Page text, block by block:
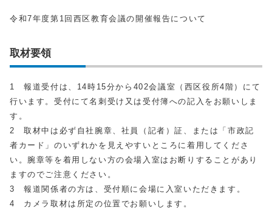
令和7年度第1回西区教育会議の開催報告について
取材要領
1 報道受付は、14時15分から402会議室（西区役所4階）にて
行います。受付にて名刺受け又は受付簿への記入をお願いしま
す。
2 取材中は必ず自社腕章、社員（記者）証、または「市政記
者カード」のいずれかを見えやすいところに着用してくださ
い。腕章等を着用しない方の会場入室はお断りすることがあり
ますのでご注意ください。
3 報道関係者の方は、受付順に会場に入室いただきます。
4 カメラ取材は所定の位置でお願いします。